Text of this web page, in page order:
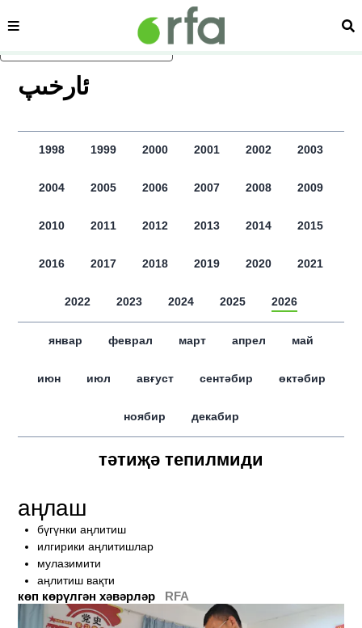
асаслиқ мәзмунға атлаң
сәһипә
ﺋﺎﺭﺧﯩﭗ
1998 1999 2000 2001 2002 2003
2004 2005 2006 2007 2008 2009
2010 2011 2012 2013 2014 2015
2016 2017 2018 2019 2020 2021
2022 2023 2024 2025 2026
январ феврал март апрел май
июн июл авғуст сентәбир өктәбир
ноябир декабир
тәтиҗә тепилмиди
аңлаш
бүгүнки аңлитиш
илгирики аңлитишлар
мулазимити
аңлитиш вақти
көп көрүлгән хәвәрләр RFA